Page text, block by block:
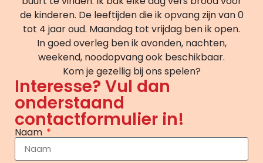
de kinderen. De leeftijden die ik opvang zijn van 0
tot 4 jaar oud. Maandag tot vrijdag ben ik open.
In goed overleg ben ik avonden, nachten,
weekend, noodopvang ook beschikbaar.
Kom je gezellig bij ons spelen?
Interesse? Vul dan
onderstaand
contactformulier in!
Naam